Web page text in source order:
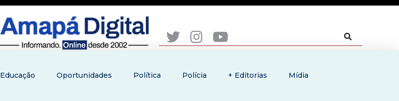
Educação Oportunidades Política Polícia + Editorias Mídia